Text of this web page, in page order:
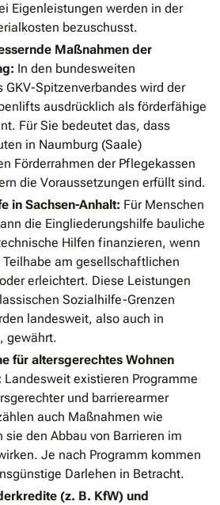
Eigenleistungen werden in der
bezuschusst.
Maßnahmen der
In den bundesweiten
GKV-Spitzenverbandes wird der
ausdrücklich als förderfähige
Für Sie bedeutet das, dass
in Naumburg (Saale)
Förderrahmen der Pflegekassen
die Voraussetzungen erfüllt sind.
in Sachsen-Anhalt: Für Menschen
die Eingliederungshilfe bauliche
Hilfen finanzieren, wenn
am gesellschaftlichen
erleichtert. Diese Leistungen
Sozialhilfe-Grenzen
landesweit, also auch in
gewährt.
für altersgerechtes Wohnen
Landesweit existieren Programme
und barrierearmer
auch Maßnahmen wie
den Abbau von Barrieren im
Je nach Programm kommen
Darlehen in Betracht.
(z. B. KfW) und